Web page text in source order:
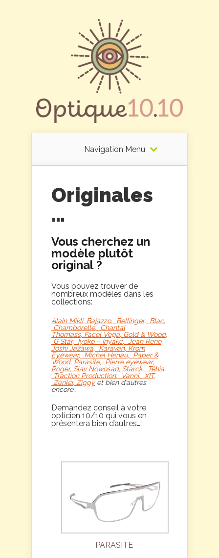
Navigation Menu
Originales
…
Vous cherchez un
modèle plutôt
original ?
Vous pouvez trouver de
nombreux modèles dans les
collections:
Alain Mikli, Bajazzo, Bellinger, Blac,
Chamborelle, Chantal
Thomass, Facel Vega, Gold & Wood,
G Star, Iyoko – Inyaké, Jean Reno,
Joshi Jazawa, Karavan, Krom
Eyewear, Michel Henau, Paper &
Wood, Parasite, Pierre eyewear,
Roger, Slav Nowosad, Starck, Téhia,
Traction Production, Vanni, XIT,
Zenka, Ziggyet bien d’autres
encore…
Demandez conseil à votre
opticien 10/10 qui vous en
présentera bien d’autres…
PARASITE